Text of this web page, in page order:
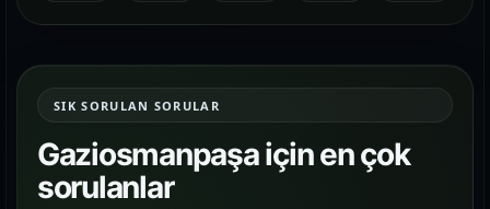
SIK SORULAN SORULAR
Gaziosmanpaşa için en çok
sorulanlar